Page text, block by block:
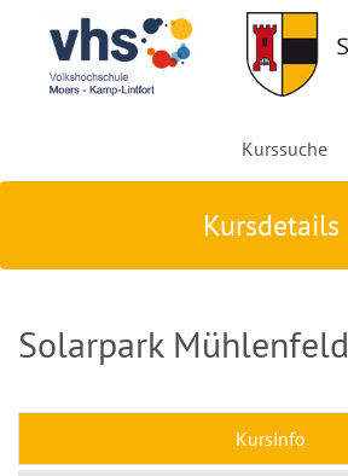
Kurssuche
Kursdetails
Solarpark Mühlenfeld
Kursinfo